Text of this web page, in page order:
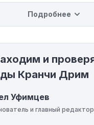
В некоторых
быть уже со
скидки и
на использование
товары, бренды или
код к товару,
критериям, он
Подробнее
и
Кранчи Дрим
Уфимцев
и главный